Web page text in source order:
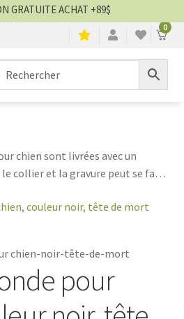
0
GRATUITE ACHAT +89$
▼
chien sont livrées avec un
collier et la gravure peut se faire
choisirez.
chien-noir-tête-de-mort
pour